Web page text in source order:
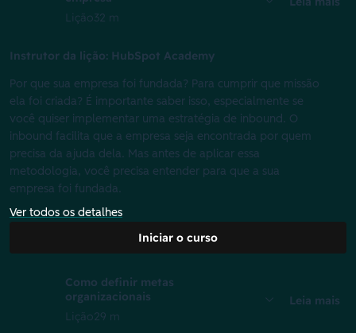
Lição32 m
Instrutor da lição: HubSpot Academy
Por que sua empresa foi fundada? Para cumprir que missão
ela foi criada? É importante saber isso, especialmente se
você quiser implementar uma estratégia de inbound. O
inbound facilita que a empresa seja encontrada por quem
precisa da ajuda dela. Mas antes de aplicar essa
metodologia, você precisa entender para que a sua
empresa foi fundada.
Ver todos os detalhes
Iniciar o curso
Como definir metas
organizacionais
Lição29 m
Leia mais